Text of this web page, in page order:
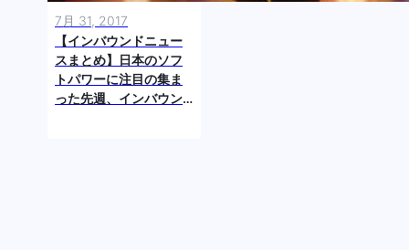
7月 31, 2017
【インバウンドニュー
スまとめ】日本のソフ
トパワーに注目の集ま
った先週、インバウン